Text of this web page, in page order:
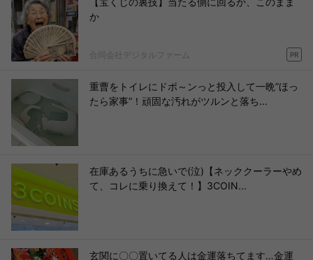
か
合同会社デジタルファーム PR
重曹をトイレにドボ～ンっと投入して一晩”ほっ
たら家事”！頑固な汚れがツルンと落ち...
在庫あるうちに急いで(泣)【ネッククーラーやめ
て、コレに乗り換えて！】3COIN...
玄関に〇〇置いてる人は金運落ちてます…金運